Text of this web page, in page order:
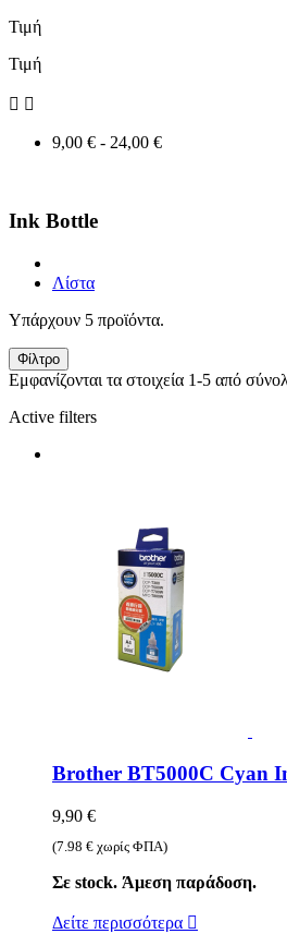
Τιμή
Τιμή
 
9,00 € - 24,00 €
Ink Bottle
Λίστα
Υπάρχουν 5 προϊόντα.
Φίλτρο
Εμφανίζονται τα στοιχεία 1-5 από
Active filters
Brother BT5000C Cyan
9,90 €
(7.98 € χωρίς ΦΠΑ)
Σε stock. Άμεση παράδοση.
Δείτε περισσότερα 